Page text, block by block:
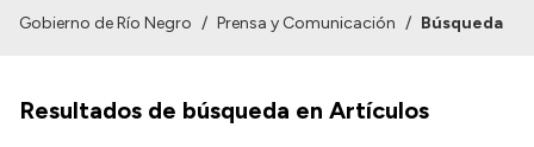
Autoridades
Gobierno de Río Negro / Prensa y Comunicación / Búsqueda
Resultados de búsqueda en Artículos